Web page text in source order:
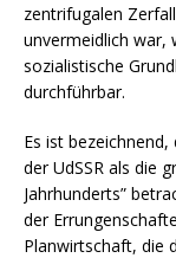
zentrifugalen
unvermeidlich war,
sozialistische
durchführbar.
Es ist
der UdSSR als die
Jahrhunderts”
der
Planwirtschaft, die